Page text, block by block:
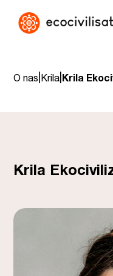
O nas Krila Krila
Krila